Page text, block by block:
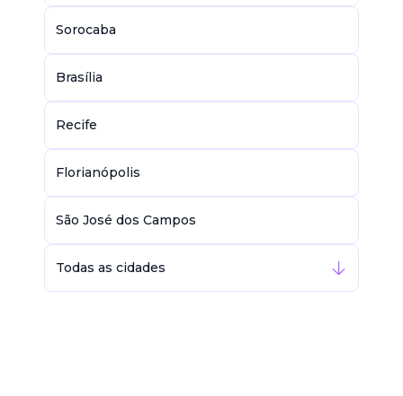
Sorocaba
Brasília
Recife
Florianópolis
São José dos Campos
Todas as cidades